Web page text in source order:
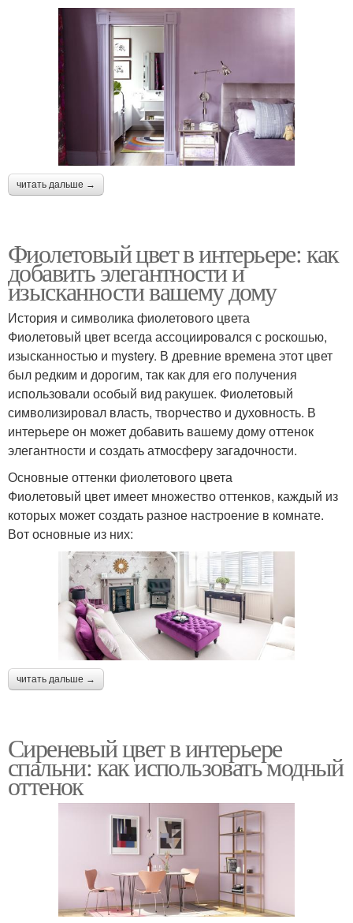
читать дальше →
Фиолетовый цвет в интерьере: как
добавить элегантности и
изысканности вашему дому
История и символика фиолетового цвета
Фиолетовый цвет всегда ассоциировался с роскошью,
изысканностью и mystery. В древние времена этот цвет
был редким и дорогим, так как для его получения
использовали особый вид ракушек. Фиолетовый
символизировал власть, творчество и духовность. В
интерьере он может добавить вашему дому оттенок
элегантности и создать атмосферу загадочности.
Основные оттенки фиолетового цвета
Фиолетовый цвет имеет множество оттенков, каждый из
которых может создать разное настроение в комнате.
Вот основные из них:
читать дальше →
Сиреневый цвет в интерьере
спальни: как использовать модный
оттенок